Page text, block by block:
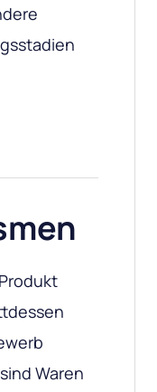
Waren